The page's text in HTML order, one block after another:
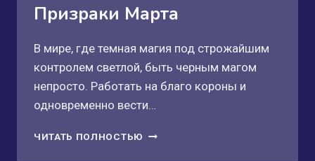
Призраки Марта
В мире, где темная магия под строжайшим
контролем светлой, быть черным магом
непросто. Работать на благо короны и
одновременно вести…
ЧИТАТЬ ПОЛНОСТЬЮ ПРИЗРАКИ